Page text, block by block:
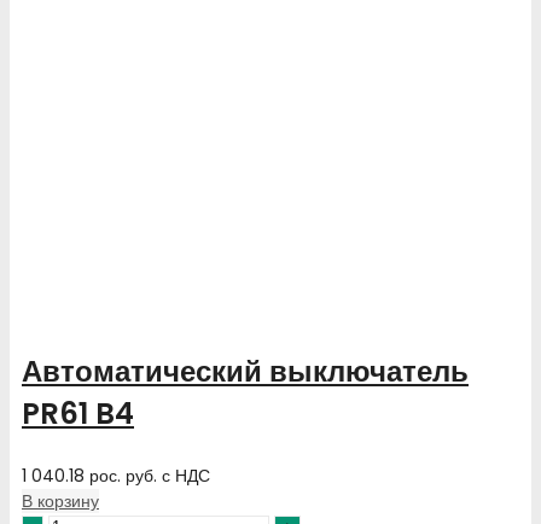
Автоматический выключатель
PR61 B4
1 040.18 рос. руб. с НДС
В корзину